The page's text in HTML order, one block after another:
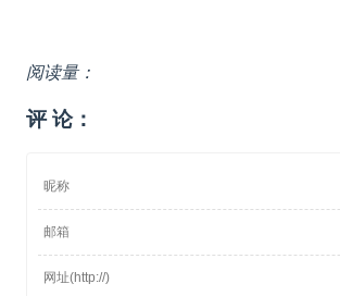
阅读量：
评 论：